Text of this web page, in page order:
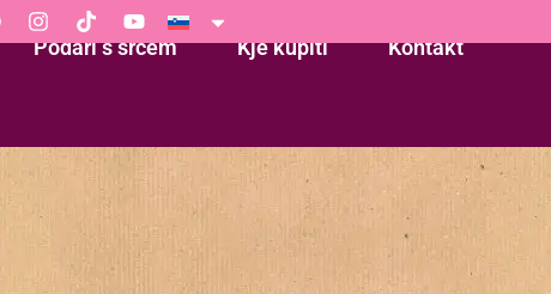
Podari s srcem Kje kupiti Kontakt